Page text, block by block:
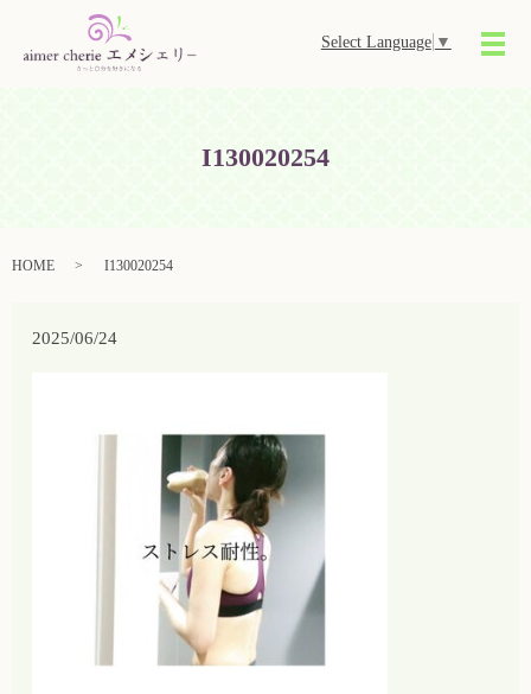
Select Language ▼
メ
I130020254
HOME I130020254
2025/06/24